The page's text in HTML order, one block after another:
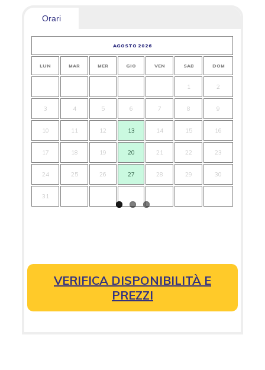
Orari
AGOSTO 2026
LUN MAR MER GIO VEN SAB DOM
1 2
3 4 5 6 7 8 9
10 11 12 13 14 15 16
17 18 19 20 21 22 23
24 25 26 27 28 29 30
31
VERIFICA DISPONIBILITÀ E
PREZZI